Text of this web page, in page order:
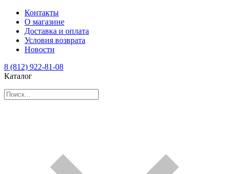
Контакты
О магазине
Доставка и оплата
Условия возврата
Новости
8 (812) 922-81-08
Каталог